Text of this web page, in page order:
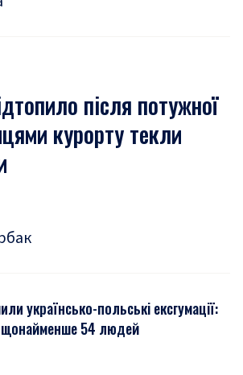
після потужної
курорту текли
українсько-польські ексгумації:
щонайменше 54 людей